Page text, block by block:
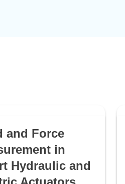
and Force
in
Hydraulic and